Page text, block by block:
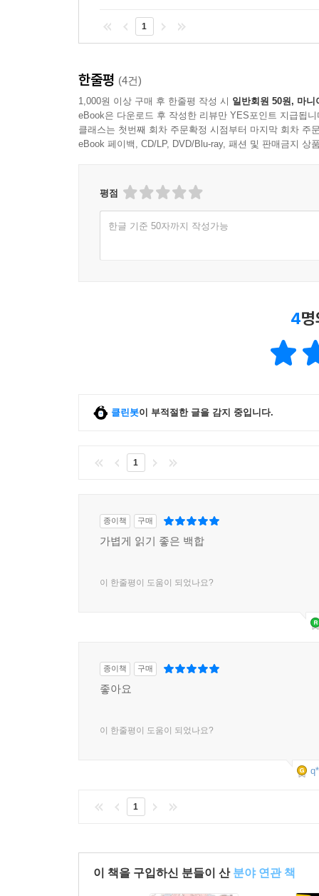
1
한줄평 (4건)
1,000원 이상 구매 후 한줄평 작성 시 일반회원 50원, 마니
eBook은 다운로드 후 작성한 리뷰만 YES포인트 지급됩니
클래스는 첫번째 회차 주문확정 시점부터 마지막 회차 주
eBook 페이백, CD/LP, DVD/Blu-ray, 패션 및 판매금지 상
평점
한글 기준 50자까지 작성가능
4
클린봇이 부적절한 글을 감지 중입니다.
1
종이책 구매
가볍게 읽기 좋은 백합
이 한줄평이 도움이 되었나요?
종이책 구매
좋아요
이 한줄평이 도움이 되었나요?
1
이 책을 구입하신 분들이 산 분야 연관 책